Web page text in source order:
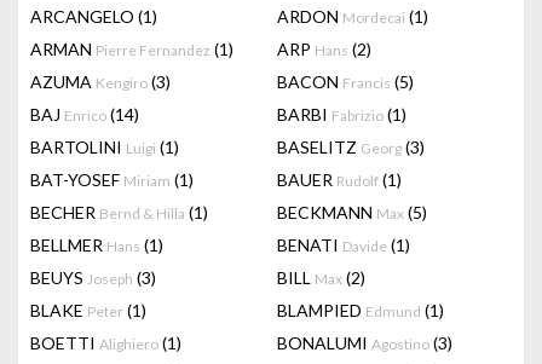
ARCANGELO (1) ARDON Mordecai (1)
ARMAN Pierre Fernandez (1) ARP Hans (2)
AZUMA Kengiro (3) BACON Francis (5)
BAJ Enrico (14) BARBI Fabrizio (1)
BARTOLINI Luigi (1) BASELITZ Georg (3)
BAT-YOSEF Miriam (1) BAUER Rudolf (1)
BECHER Bernd & Hilla (1) BECKMANN Max (5)
BELLMER Hans (1) BENATI Davide (1)
BEUYS Joseph (3) BILL Max (2)
BLAKE Peter (1) BLAMPIED Edmund (1)
BOETTI Alighiero (1) BONALUMI Agostino (3)